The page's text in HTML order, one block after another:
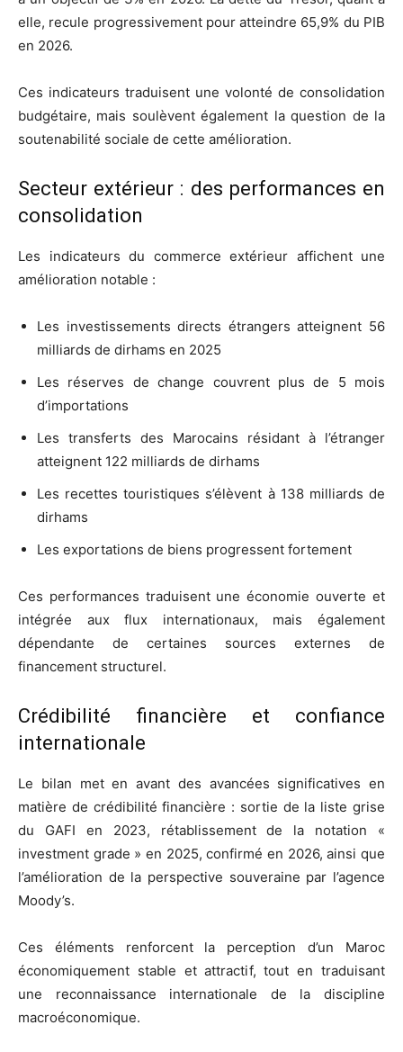
elle, recule progressivement pour atteindre 65,9% du PIB
en 2026.
Ces indicateurs traduisent une volonté de consolidation
budgétaire, mais soulèvent également la question de la
soutenabilité sociale de cette amélioration.
Secteur extérieur : des performances en
consolidation
Les indicateurs du commerce extérieur affichent une
amélioration notable :
Les investissements directs étrangers atteignent 56
milliards de dirhams en 2025
Les réserves de change couvrent plus de 5 mois
d’importations
Les transferts des Marocains résidant à l’étranger
atteignent 122 milliards de dirhams
Les recettes touristiques s’élèvent à 138 milliards de
dirhams
Les exportations de biens progressent fortement
Ces performances traduisent une économie ouverte et
intégrée aux flux internationaux, mais également
dépendante de certaines sources externes de
financement structurel.
Crédibilité financière et confiance
internationale
Le bilan met en avant des avancées significatives en
matière de crédibilité financière : sortie de la liste grise
du GAFI en 2023, rétablissement de la notation «
investment grade » en 2025, confirmé en 2026, ainsi que
l’amélioration de la perspective souveraine par l’agence
Moody’s.
Ces éléments renforcent la perception d’un Maroc
économiquement stable et attractif, tout en traduisant
une reconnaissance internationale de la discipline
macroéconomique.